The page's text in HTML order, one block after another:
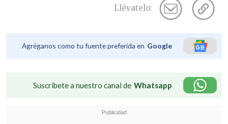
Llévatelo:
Agréganos como tu fuente preferida en Google
Suscríbete a nuestro canal de Whatsapp